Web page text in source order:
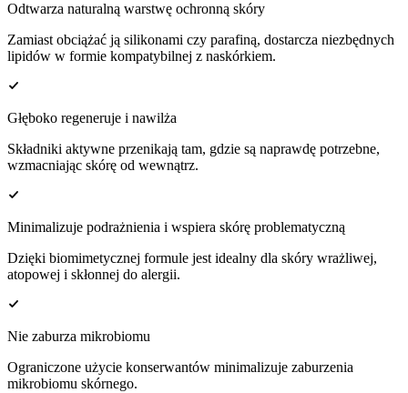
Odtwarza naturalną warstwę ochronną skóry
Zamiast obciążać ją silikonami czy parafiną, dostarcza niezbędnych
lipidów w formie kompatybilnej z naskórkiem.
Głęboko regeneruje i nawilża
Składniki aktywne przenikają tam, gdzie są naprawdę potrzebne,
wzmacniając skórę od wewnątrz.
Minimalizuje podrażnienia i wspiera skórę problematyczną
Dzięki biomimetycznej formule jest idealny dla skóry wrażliwej,
atopowej i skłonnej do alergii.
Nie zaburza mikrobiomu
Ograniczone użycie konserwantów minimalizuje zaburzenia
mikrobiomu skórnego.